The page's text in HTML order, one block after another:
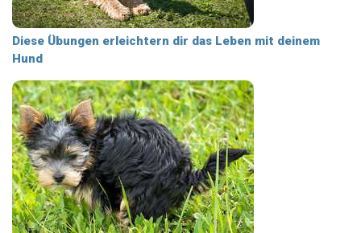
Diese Übungen erleichtern dir das Leben mit deinem
Hund